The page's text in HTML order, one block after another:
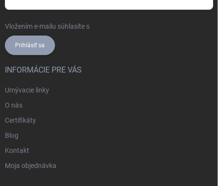
Vložením e-mailu súhlasíte s
Prihlásiť sa
INFORMÁCIE PRE VÁS
Umývacie linky
O nás
Certifikáty
Blog
Kontakt
Moja objednávka